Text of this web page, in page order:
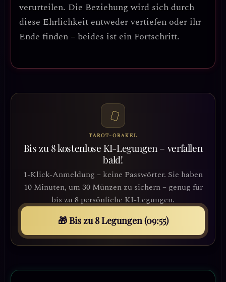
verurteilen. Die Beziehung wird sich durch
diese Ehrlichkeit entweder vertiefen oder ihr
Ende finden – beides ist ein Fortschritt.
TAROT-ORAKEL
Bis zu 8 kostenlose KI-Legungen – verfallen
bald!
1-Klick-Anmeldung – keine Passwörter. Sie haben
10 Minuten, um 30 Münzen zu sichern – genug für
bis zu 8 persönliche KI-Legungen.
🎁 Bis zu 8 Legungen (09:53)